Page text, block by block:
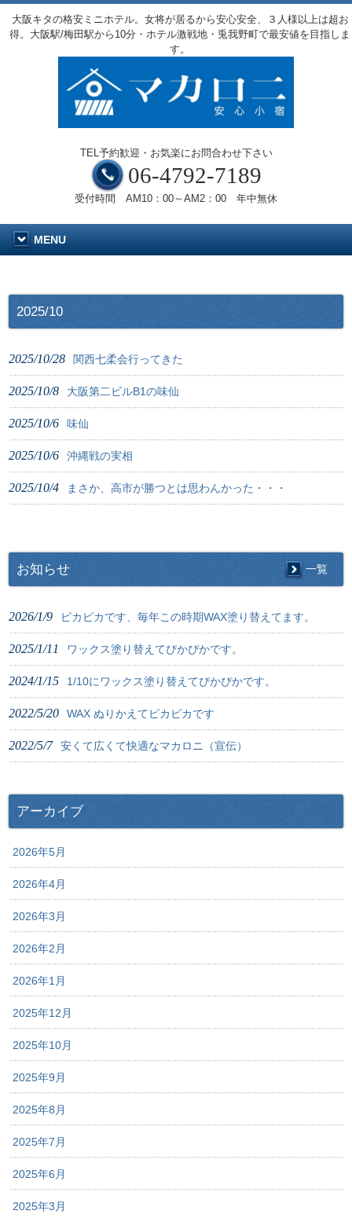
大阪キタの格安ミニホテル。女将が居るから安心安全、３人様以上は超お
得。大阪駅/梅田駅から10分・ホテル激戦地・兎我野町で最安値を目指しま
す。
TEL予約歓迎・お気楽にお問合わせ下さい
06-4792-7189
受付時間 AM10：00～AM2：00 年中無休
MENU
2025/10
2025/10/28 関西七柔会行ってきた
2025/10/8 大阪第二ビルB1の味仙
2025/10/6 味仙
2025/10/6 沖縄戦の実相
2025/10/4 まさか、高市が勝つとは思わんかった・・・
お知らせ 一覧
2026/1/9 ピカピカです、毎年この時期WAX塗り替えてます。
2025/1/11 ワックス塗り替えてぴかぴかです。
2024/1/15 1/10にワックス塗り替えてぴかぴかです。
2022/5/20 WAX ぬりかえてピカピカです
2022/5/7 安くて広くて快適なマカロニ（宣伝）
アーカイブ
2026年5月
2026年4月
2026年3月
2026年2月
2026年1月
2025年12月
2025年10月
2025年9月
2025年8月
2025年7月
2025年6月
2025年3月